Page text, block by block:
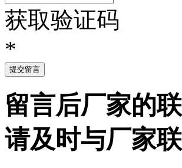
获取验证码
*
提交留言
留言后厂家的
请及时与厂家联